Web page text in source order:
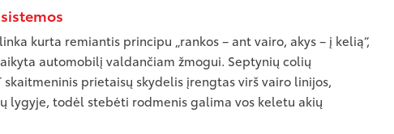
kurta remiantis principu „rankos – ant vairo, akys – į kelią“,
automobilį valdančiam žmogui. Septynių colių
skaitmeninis prietaisų skydelis įrengtas virš vairo linijos,
lygyje, todėl stebėti rodmenis galima vos keletu akių